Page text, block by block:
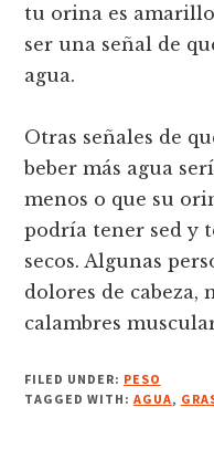
tu orina es
ser una señal de
agua.
Otras señales de
beber más agua
menos o que su
podría tener sed y
secos. Algunas
dolores de cabeza,
calambres
FILED UNDER: PESO
TAGGED WITH: AGUA,